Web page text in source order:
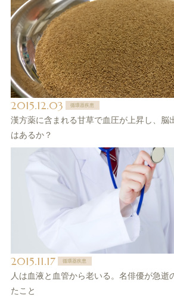
2015.12.03 循環器疾患
漢方薬に含まれる甘草で血圧が上昇し、脳
はあるか？
2015.11.17 循環器疾患
人は血液と血管から老いる。名俳優が急逝
たこと